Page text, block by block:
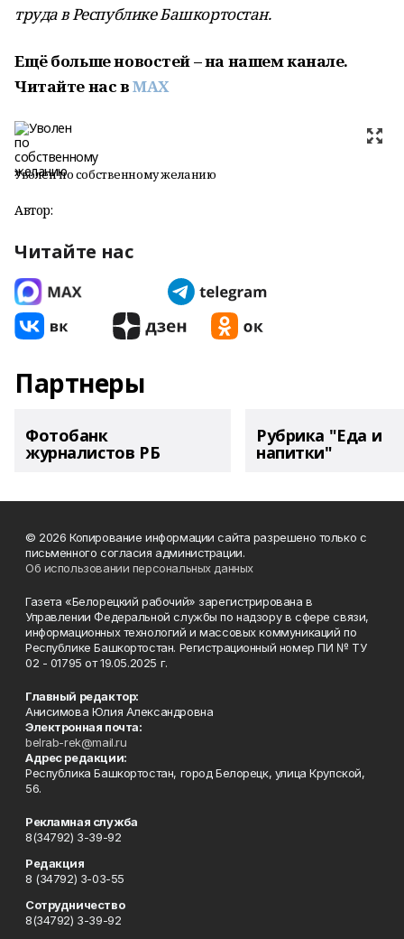
труда в Республике Башкортостан.
Ещё больше новостей – на нашем канале.
Читайте нас вMAX
Уволен по собственному желанию
Автор:
Читайте нас
Партнеры
Фотобанк
журналистов РБ
Рубрика "Еда и
напитки"
© 2026 Копирование информации сайта разрешено только с
письменного согласия администрации.
Об использовании персональных данных
Газета «Белорецкий рабочий» зарегистрирована в
Управлении Федеральной службы по надзору в сфере связи,
информационных технологий и массовых коммуникаций по
Республике Башкортостан. Регистрационный номер ПИ № ТУ
02 - 01795 от 19.05.2025 г.
Главный редактор:
Анисимова Юлия Александровна
Электронная почта:
belrab-rek@mail.ru
Адрес редакции:
Республика Башкортостан, город Белорецк, улица Крупской,
56.
Рекламная служба
8(34792) 3-39-92
Редакция
8 (34792) 3-03-55
Сотрудничество
8(34792) 3-39-92